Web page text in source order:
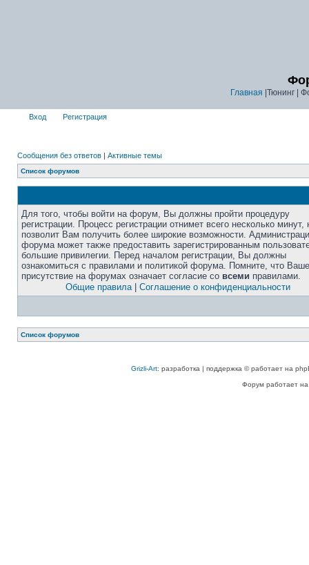
Главная |Тюнинг |
Вход Регистрация
Сообщения без ответов | Активные темы
Список форумов
Для того, чтобы войти на форум, Вы должны пройти процедуру
регистрации. Процесс регистрации отнимет всего несколько минут,
позволит Вам получить более широкие возможности.
форума может также предоставить зарегистрированным
большие привилегии. Перед началом регистрации, Вы должны
ознакомиться с правилами и политикой форума. Помните, что Ваше
присутствие на форумах означает согласие со всеми правилами.
Общие правила| Соглашение о конфиденциальности
Список форумов
Grizli-Art: разработка | поддержка © работает на
Форум работает